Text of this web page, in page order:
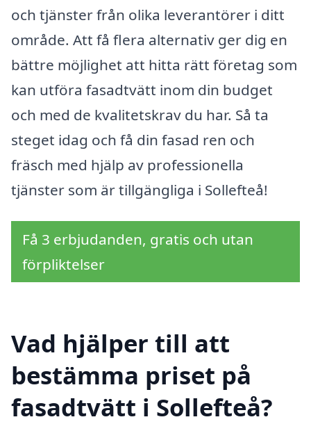
och tjänster från olika leverantörer i ditt
område. Att få flera alternativ ger dig en
bättre möjlighet att hitta rätt företag som
kan utföra fasadtvätt inom din budget
och med de kvalitetskrav du har. Så ta
steget idag och få din fasad ren och
fräsch med hjälp av professionella
tjänster som är tillgängliga i Sollefteå!
Få 3 erbjudanden, gratis och utan
förpliktelser
Vad hjälper till att
bestämma priset på
fasadtvätt i Sollefteå?